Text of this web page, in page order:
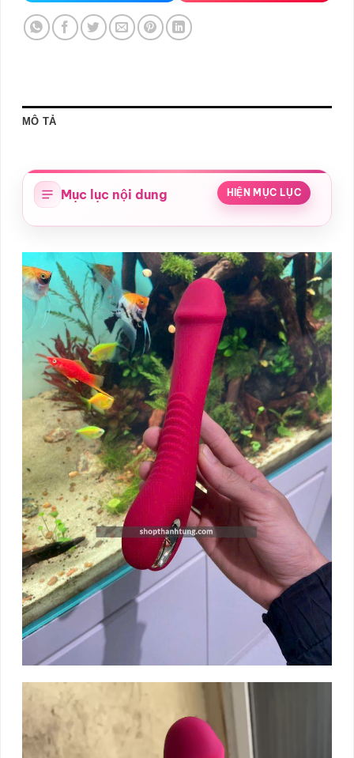
MÔ TẢ
Mục lục nội dung HIỆN MỤC LỤC
Trình
chơi
Video